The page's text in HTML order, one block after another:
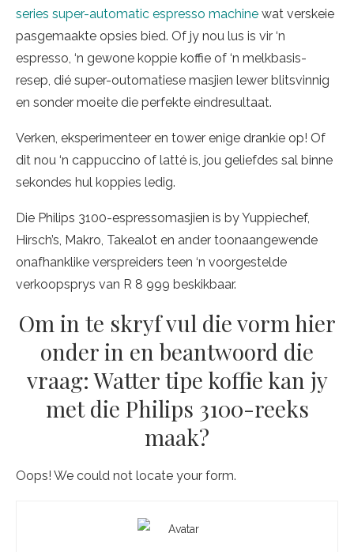
series super-automatic espresso machine wat verskeie
pasgemaakte opsies bied. Of jy nou lus is vir ‘n
espresso, ‘n gewone koppie koffie of ‘n melkbasis-
resep, dié super-outomatiese masjien lewer blitsvinnig
en sonder moeite die perfekte eindresultaat.
Verken, eksperimenteer en tower enige drankie op! Of
dit nou ‘n cappuccino of latté is, jou geliefdes sal binne
sekondes hul koppies ledig.
Die Philips 3100-espressomasjien is by Yuppiechef,
Hirsch’s, Makro, Takealot en ander toonaangewende
onafhanklike verspreiders teen ‘n voorgestelde
verkoopsprys van R 8 999 beskikbaar.
Om in te skryf vul die vorm hier
onder in en beantwoord die
vraag: Watter tipe koffie kan jy
met die Philips 3100-reeks
maak?
Oops! We could not locate your form.